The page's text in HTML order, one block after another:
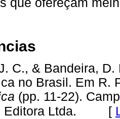
que ofereçam
C., & Bandeira,
no Brasil. Em R.
(pp. 11-22).
Editora Ltda.
[